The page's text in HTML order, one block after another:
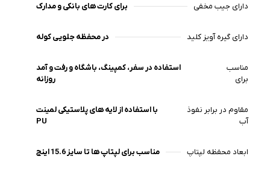
دارای جیب مخفی برای کارت های بانکی و مدارک
دارای گیره آویز کلید در محفظه جلویی کوله
مناسب
برای
استفاده در سفر، کمپینگ، باشگاه و رفت و آمد
روزانه
مقاوم در برابر نفوذ
آب
با استفاده از لایه های پلاستیکی لمینت
PU
ابعاد محفظه لپتاپ مناسب برای لپتاپ ها تا سایز 15.6 اینج